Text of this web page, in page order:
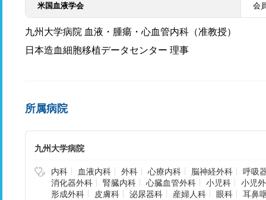
米国血液学会 会
九州大学病院 血液・腫瘍・心血管内科（准教授）
日本造血細胞移植データセンター 理事
所属病院
九州大学病院
内科 血液内科 外科 心療内科 脳神経外科
呼吸
消化器外科
腎臓内科 心臓血管外科 小児科
小児
形成外科
皮膚科 泌尿器科 産婦人科 眼科
耳鼻